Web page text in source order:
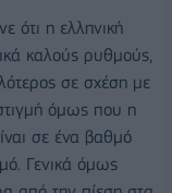
ότι η ελληνική
καλούς ρυθμούς,
σε σχέση με
όμως που η
σε ένα βαθμό
Γενικά όμως